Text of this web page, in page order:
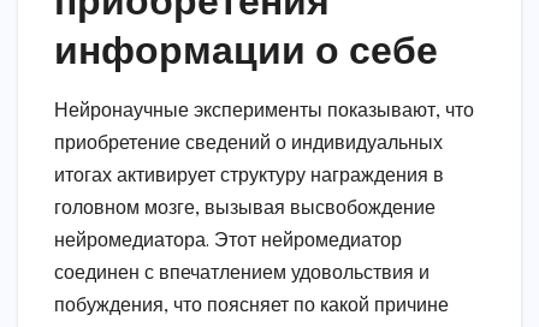
информации о себе
Нейронаучные эксперименты показывают, что
приобретение сведений о индивидуальных
итогах активирует структуру награждения в
головном мозге, вызывая высвобождение
нейромедиатора. Этот нейромедиатор
соединен с впечатлением удовольствия и
побуждения, что поясняет по какой причине